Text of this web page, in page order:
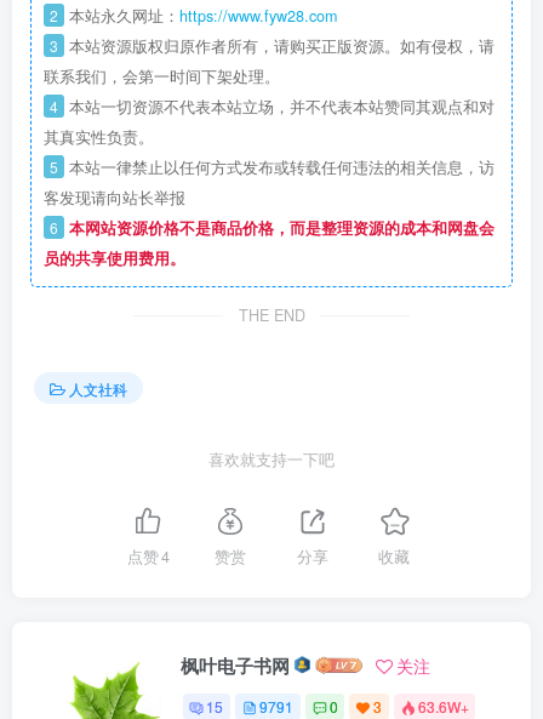
2 本站永久网址： https://www.fyw28.com
3 本站资源版权归原作者所有，请购买正版资源。如有侵权，请
联系我们，会第一时间下架处理。
4 本站一切资源不代表本站立场，并不代表本站赞同其观点和对
其真实性负责。
5 本站一律禁止以任何方式发布或转载任何违法的相关信息，访
客发现请向站长举报
6 本网站资源价格不是商品价格，而是整理资源的成本和网盘会
员的共享使用费用。
THE END
人文社科
喜欢就支持一下吧
点赞4 赞赏 分享 收藏
枫叶电子书网 关注
15 9791 0 3 63.6W+